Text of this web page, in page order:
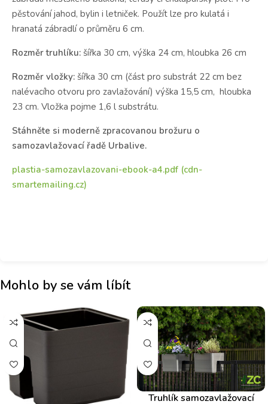
pěstování jahod, bylin i letniček. Použít lze pro kulatá i
hranatá zábradlí o průměru 6 cm.
Rozměr truhlíku: šířka 30 cm, výška 24 cm, hloubka 26 cm
Rozměr vložky: šířka 30 cm (část pro substrát 22 cm bez
nalévacího otvoru pro zavlažování) výška 15,5 cm, hloubka
23 cm. Vložka pojme 1,6 l substrátu.
Stáhněte si moderně zpracovanou brožuru o
samozavlažovací řadě Urbalive.
plastia-samozavlazovani-ebook-a4.pdf (cdn-
smartemailing.cz)
Mohlo by se vám líbít
Truhlík samozavlažovací